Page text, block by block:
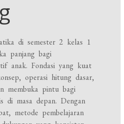
di semester 2 kelas 1
panjang bagi
anak. Fondasi yang kuat
operasi hitung dasar,
membuka pintu bagi
di masa depan. Dengan
metode pembelajaran